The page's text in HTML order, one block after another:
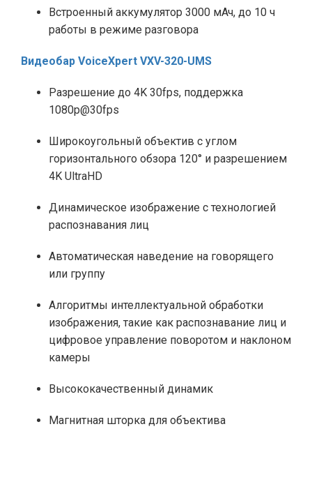
Встроенный аккумулятор 3000 мАч, до 10 ч
работы в режиме разговора
Видеобар VoiceXpert VXV-320-UMS
Разрешение до 4K 30fps, поддержка
1080p@30fps
Широкоугольный объектив с углом
горизонтального обзора 120° и разрешением
4K UltraHD
Динамическое изображение с технологией
распознавания лиц
Автоматическая наведение на говорящего
или группу
Алгоритмы интеллектуальной обработки
изображения, такие как распознавание лиц и
цифровое управление поворотом и наклоном
камеры
Высококачественный динамик
Магнитная шторка для объектива